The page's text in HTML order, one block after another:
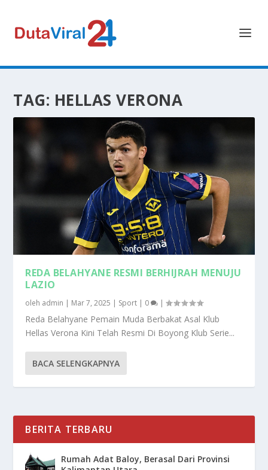
TAG: HELLAS VERONA
REDA BELAHYANE RESMI BERHIJRAH MENUJU
LAZIO
oleh admin | Mar 7, 2025 | Sport | 0 |
Reda Belahyane Pemain Muda Berbakat Asal Klub
Hellas Verona Kini Telah Resmi Di Boyong Klub Serie...
BACA SELENGKAPNYA
BERITA TERBARU
Rumah Adat Baloy, Berasal Dari Provinsi